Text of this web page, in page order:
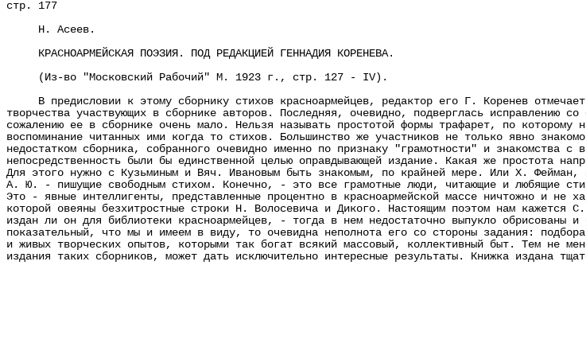
стр. 177
Н. Асеев.
КРАСНОАРМЕЙСКАЯ ПОЭЗИЯ. ПОД РЕДАКЦИЕЙ ГЕННАДИЯ КОРЕНЕВА.
(Из-во "Московский Рабочий" М. 1923 г., стр. 127 - IV).
В предисловии к этому сборнику стихов красноармейцев, редактор его Г. Коренев
творчества участвующих в сборнике авторов. Последняя, очевидно, подверглась исправлению
сожалению ее в сборнике очень мало. Нельзя называть простотой формы трафарет, по которому
воспоминание читанных ими когда то стихов. Большинство же участников не только явно
недостатком сборника, собранного очевидно именно по признаку "грамотности" и знакомства
непосредственность были бы единственной целью оправдывающей издание. Какая же простота
Для этого нужно с Кузьминым и Вяч. Ивановым быть знакомым, по крайней мере. Или Х. Фейман,
А. Ю. - пишущие свободным стихом. Конечно, - это все грамотные люди, читающие и любящие
Это - явные интеллигенты, представленные процентно в красноармейской массе ничтожно и не
которой овеяны безхитростные строки Н. Волосевича и Дикого. Настоящим поэтом нам
издан ли он для библиотеки красноармейцев, - тогда в нем недостаточно выпукло обрисованы
показательный, что мы и имеем в виду, то очевидна неполнота его со стороны задания:
и живых творческих опытов, которыми так богат всякий массовый, коллективный быт. Тем не
издания таких сборников, может дать исключительно интересные результаты. Книжка издана